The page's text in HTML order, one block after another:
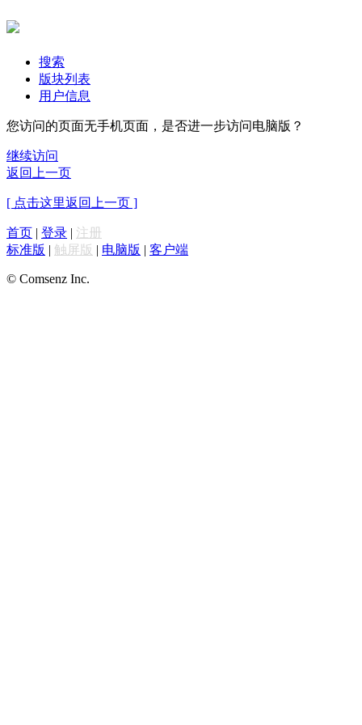
搜索
版块列表
用户信息
您访问的页面无手机页面，是否进一步访问电脑版？
继续访问
返回上一页
[ 点击这里返回上一页 ]
首页 | 登录 | 注册
标准版 | 触屏版 | 电脑版 | 客户端
© Comsenz Inc.